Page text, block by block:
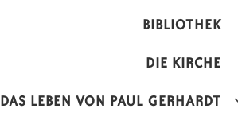
BIBLIOTHEK
DIE KIRCHE
DAS LEBEN VON PAUL GERHARDT